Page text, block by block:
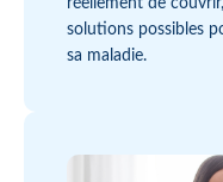
réellement de
solutions possibles
sa maladie.